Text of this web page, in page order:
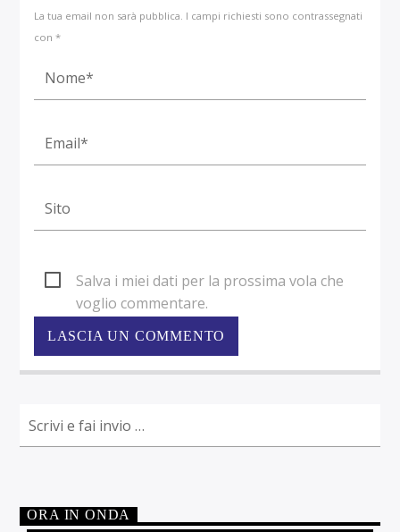
La tua email non sarà pubblica. I campi richiesti sono contrassegnati
con *
Salva i miei dati per la prossima vola che
voglio commentare.
ORA IN ONDA